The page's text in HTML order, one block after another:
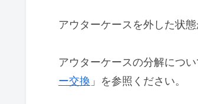
アウターケースを外した状態
アウターケースの分解につ
ー交換 」を参照ください。